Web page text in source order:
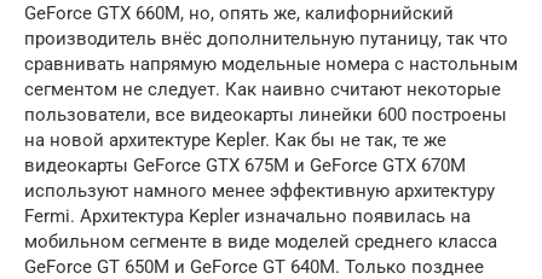
GeForce GTX 660M, но, опять же, калифорнийский
производитель внёс дополнительную путаницу, так что
сравнивать напрямую модельные номера с настольным
сегментом не следует. Как наивно считают некоторые
пользователи, все видеокарты линейки 600 построены
на новой архитектуре Kepler. Как бы не так, те же
видеокарты GeForce GTX 675M и GeForce GTX 670M
используют намного менее эффективную архитектуру
Fermi. Архитектура Kepler изначально появилась на
мобильном сегменте в виде моделей среднего класса
GeForce GT 650M и GeForce GT 640M. Только позднее